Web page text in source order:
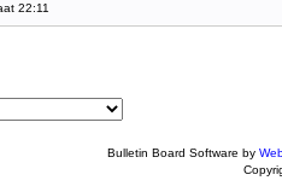
22:11
Bulletin Board Software by